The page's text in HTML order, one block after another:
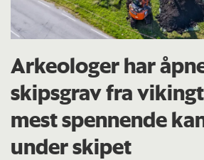
Arkeologer har
skipsgrav fra
mest spennende
under skipet